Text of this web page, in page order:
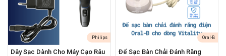
mới, bạn đã có thể "làm mới" hoàn toàn
chiếc máy cạo râu của mình.
Kéo Dài Tuổi Thọ Của Máy : Đầu cạo mới
giúp động cơ hoạt động nhẹ nhàng hơn,
Philips
Dây Sạc Dành Cho Máy Cạo Râu
Oral-B
Đế Sạc Bàn Chải Đánh Răng